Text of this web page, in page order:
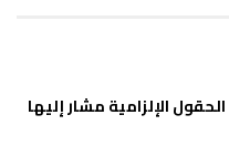
الحقول الإلزامية مشار إليها